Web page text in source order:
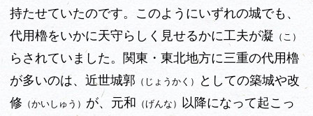
持たせていたのです。このようにいずれの城でも、
代用櫓をいかに天守らしく見せるかに工夫が凝 （こ）
らされていました。関東・東北地方に三重の代用櫓
が多いのは、近世城郭 （じょうかく）
としての築城や改
修 （かいしゅう） が、元和 （げんな） 以降になって起こっ